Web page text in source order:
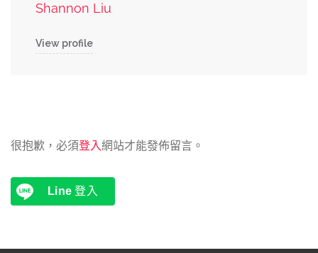
Shannon Liu
View profile
很抱歉，必須登入網站才能發佈留言。
Line 登入